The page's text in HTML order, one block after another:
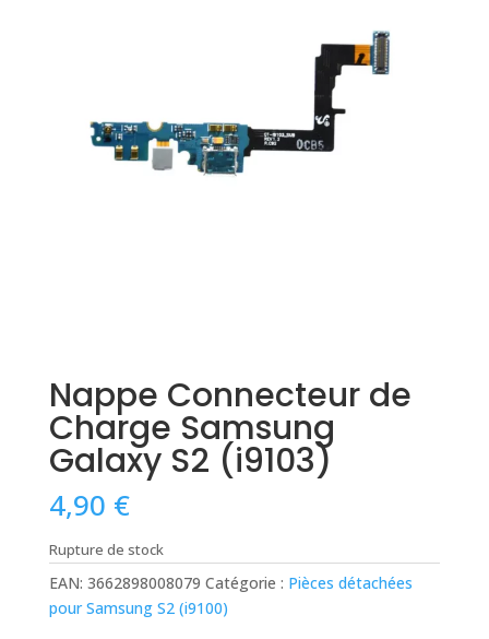
Nappe Connecteur de
Charge Samsung
Galaxy S2 (i9103)
4,90 €
Rupture de stock
EAN: 3662898008079 Catégorie : Pièces détachées
pour Samsung S2 (i9100)